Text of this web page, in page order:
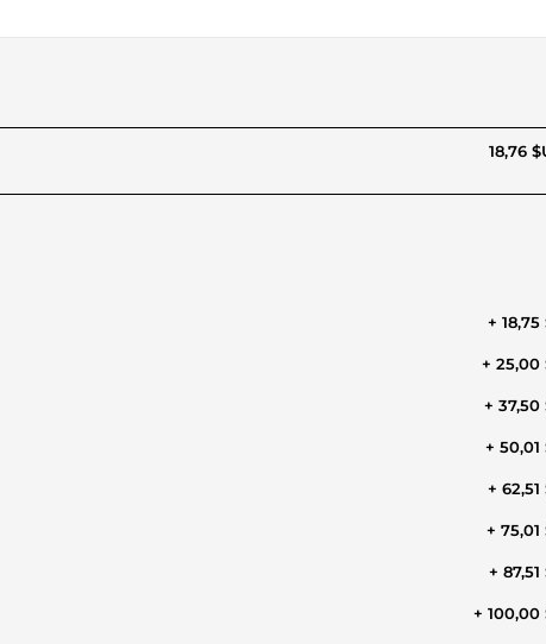
18,76
+ 18,75
+ 25,00
+ 37,50
+ 50,01
+ 62,51
+ 75,01
+ 87,51
+ 100,00